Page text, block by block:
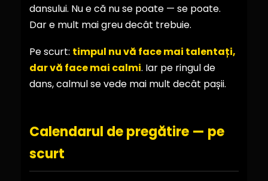
dansului. Nu e că nu se poate — se poate.
Dar e mult mai greu decât trebuie.
Pe scurt: timpul nu vă face mai talentați,
dar vă face mai calmi. Iar pe ringul de
dans, calmul se vede mai mult decât pașii.
Calendarul de pregătire — pe
scurt